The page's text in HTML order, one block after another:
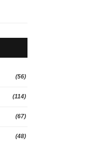
(56)
(114)
(67)
(48)